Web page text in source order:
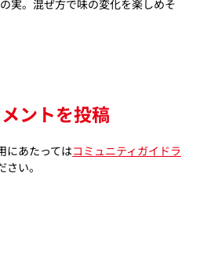
実。混ぜ方で味の変化を楽しめそ
ントを投稿
にあたってはコミュニティガイドラ
い。